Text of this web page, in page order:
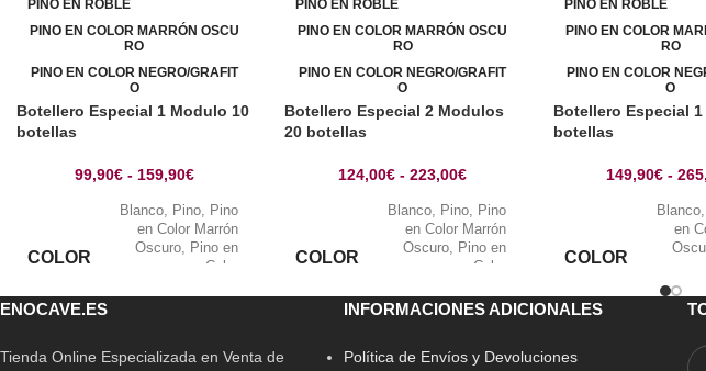
PINO EN ROBLE
PINO EN COLOR MARRÓN OSCU
RO
PINO EN COLOR NEGRO/GRAFIT
O
Botellero Especial 1 Modulo 10
botellas
99,90€ - 159,90€
COLOR
Blanco, Pino, Pino
en Color Marrón
Oscuro, Pino en
Color
PINO EN ROBLE
PINO EN COLOR MARRÓN OSCU
RO
PINO EN COLOR NEGRO/GRAFIT
O
Botellero Especial 2 Modulos
20 botellas
124,00€ - 223,00€
COLOR
Blanco, Pino, Pino
en Color Marrón
Oscuro, Pino en
Color
en Roble
PINO EN ROBLE
PINO EN COLOR
RO
PINO EN COLOR
O
Botellero Especial
botellas
149,90€ -
COLOR
Blanco,
en
Negro/
ENOCAVE.ES
Tienda Online Especializada en Venta de
INFORMACIONES ADICIONALES
Política de Envíos y Devoluciones